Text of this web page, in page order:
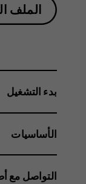
الملف
بدء التشغيل
الأساسيات
التواصل مع